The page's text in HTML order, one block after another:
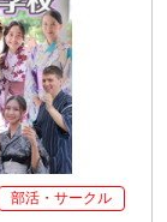
部活・サークル